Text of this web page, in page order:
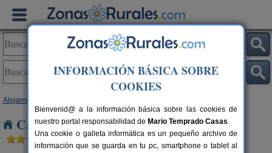
Alojamientos
Casas Rurales cerca de Portomarin
INFORMACIÓN BÁSICA SOBRE
COOKIES
Bienvenid@ a la información básica sobre las cookies de
nuestro portal responsabilidad de Mario Temprado Casas.
Una cookie o galleta informática es un pequeño archivo de
información que se guarda en tu pc, smartphone o tablet al